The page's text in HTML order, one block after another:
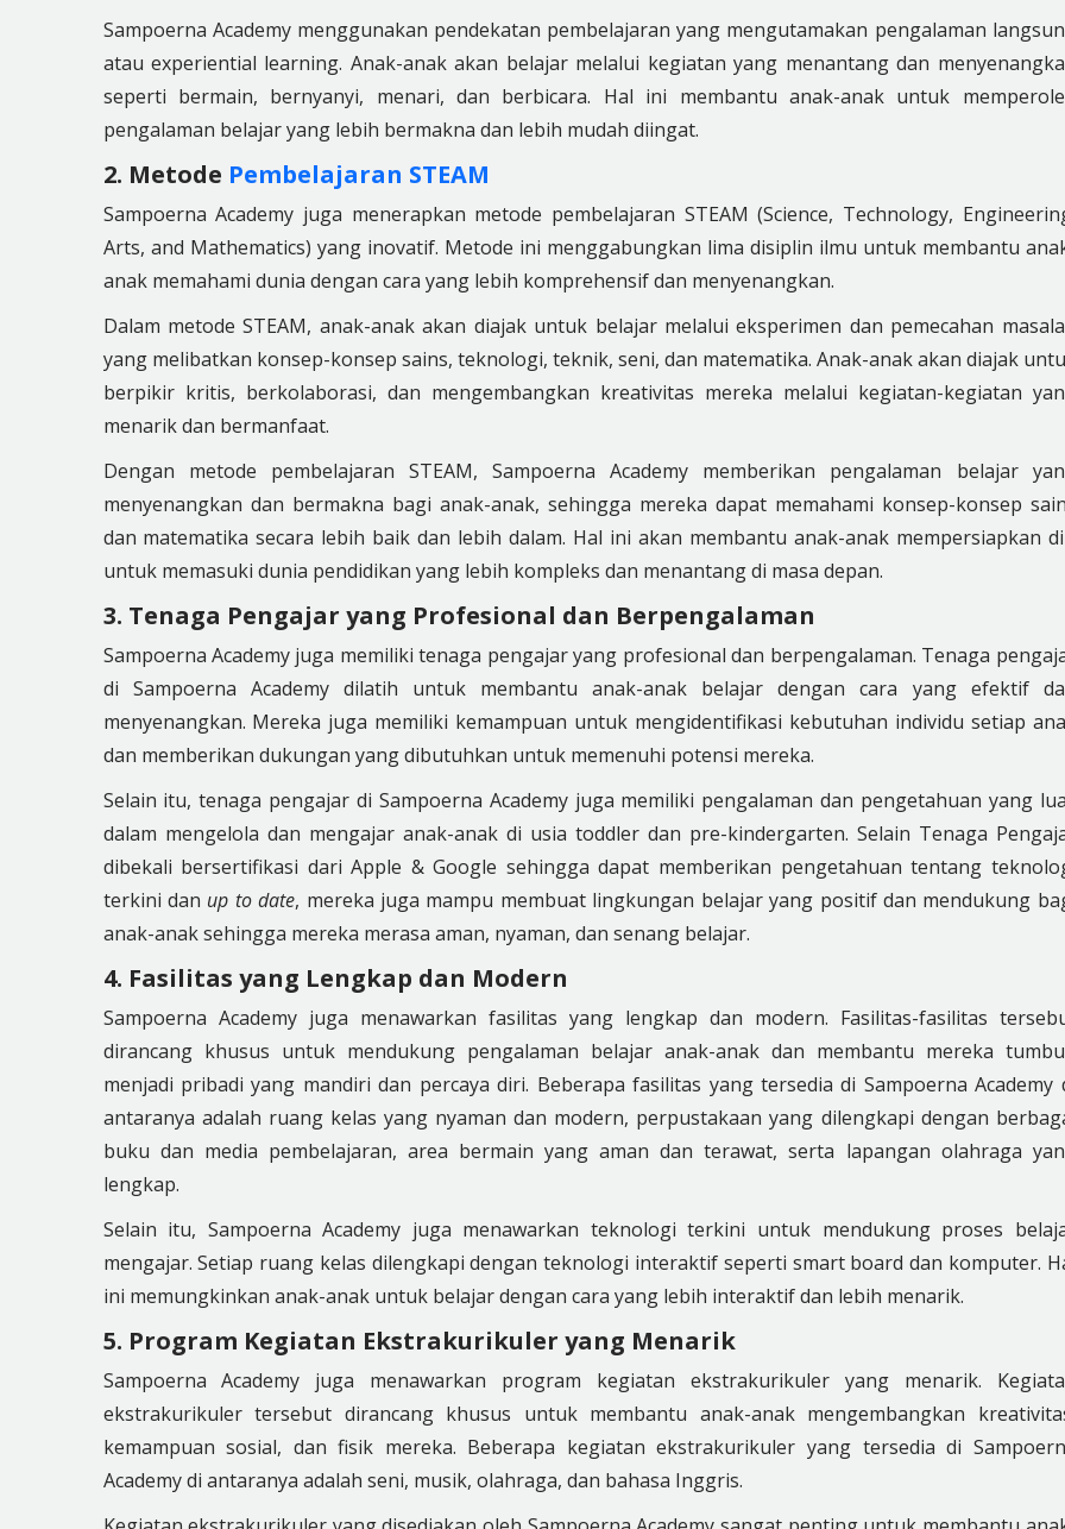
Sampoerna Academy menggunakan pendekatan pembelajaran yang mengutamakan pengalaman
atau experiential learning. Anak-anak akan belajar melalui kegiatan yang menantang dan
seperti bermain, bernyanyi, menari, dan berbicara. Hal ini membantu anak-anak untuk
pengalaman belajar yang lebih bermakna dan lebih mudah diingat.
2. Metode Pembelajaran STEAM
Sampoerna Academy juga menerapkan metode pembelajaran STEAM (Science, Technology,
Arts, and Mathematics) yang inovatif. Metode ini menggabungkan lima disiplin ilmu untuk membantu
anak memahami dunia dengan cara yang lebih komprehensif dan menyenangkan.
Dalam metode STEAM, anak-anak akan diajak untuk belajar melalui eksperimen dan pemecahan
yang melibatkan konsep-konsep sains, teknologi, teknik, seni, dan matematika. Anak-anak akan diajak
berpikir kritis, berkolaborasi, dan mengembangkan kreativitas mereka melalui kegiatan-kegiatan
menarik dan bermanfaat.
Dengan metode pembelajaran STEAM, Sampoerna Academy memberikan pengalaman belajar
menyenangkan dan bermakna bagi anak-anak, sehingga mereka dapat memahami konsep-konsep
dan matematika secara lebih baik dan lebih dalam. Hal ini akan membantu anak-anak mempersiapkan
untuk memasuki dunia pendidikan yang lebih kompleks dan menantang di masa depan.
3. Tenaga Pengajar yang Profesional dan Berpengalaman
Sampoerna Academy juga memiliki tenaga pengajar yang profesional dan berpengalaman. Tenaga
di Sampoerna Academy dilatih untuk membantu anak-anak belajar dengan cara yang efektif
menyenangkan. Mereka juga memiliki kemampuan untuk mengidentifikasi kebutuhan individu setiap
dan memberikan dukungan yang dibutuhkan untuk memenuhi potensi mereka.
Selain itu, tenaga pengajar di Sampoerna Academy juga memiliki pengalaman dan pengetahuan yang
dalam mengelola dan mengajar anak-anak di usia toddler dan pre-kindergarten. Selain Tenaga
dibekali bersertifikasi dari Apple & Google sehingga dapat memberikan pengetahuan tentang
terkini dan up to date, mereka juga mampu membuat lingkungan belajar yang positif dan mendukung
anak-anak sehingga mereka merasa aman, nyaman, dan senang belajar.
4. Fasilitas yang Lengkap dan Modern
Sampoerna Academy juga menawarkan fasilitas yang lengkap dan modern. Fasilitas-fasilitas
dirancang khusus untuk mendukung pengalaman belajar anak-anak dan membantu mereka
menjadi pribadi yang mandiri dan percaya diri. Beberapa fasilitas yang tersedia di Sampoerna Academy
antaranya adalah ruang kelas yang nyaman dan modern, perpustakaan yang dilengkapi dengan
buku dan media pembelajaran, area bermain yang aman dan terawat, serta lapangan olahraga
lengkap.
Selain itu, Sampoerna Academy juga menawarkan teknologi terkini untuk mendukung proses
mengajar. Setiap ruang kelas dilengkapi dengan teknologi interaktif seperti smart board dan komputer.
ini memungkinkan anak-anak untuk belajar dengan cara yang lebih interaktif dan lebih menarik.
5. Program Kegiatan Ekstrakurikuler yang Menarik
Sampoerna Academy juga menawarkan program kegiatan ekstrakurikuler yang menarik.
ekstrakurikuler tersebut dirancang khusus untuk membantu anak-anak mengembangkan
kemampuan sosial, dan fisik mereka. Beberapa kegiatan ekstrakurikuler yang tersedia di
Academy di antaranya adalah seni, musik, olahraga, dan bahasa Inggris.